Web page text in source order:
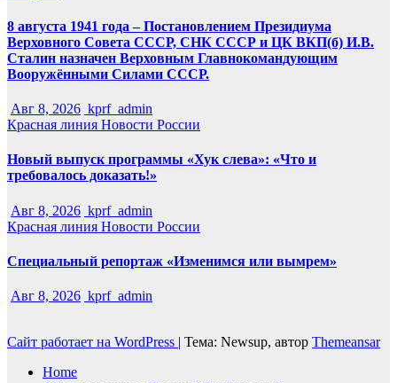
8 августа 1941 года – Постановлением Президиума
Верховного Совета СССР, СНК СССР и ЦК ВКП(б) И.В.
Сталин назначен Верховным Главнокомандующим
Вооружёнными Силами СССР.
Авг 8, 2026 kprf_admin
Красная линия Новости России
Новый выпуск программы «Хук слева»: «Что и
требовалось доказать!»
Авг 8, 2026 kprf_admin
Красная линия Новости России
Специальный репортаж «Изменимся или вымрем»
Авг 8, 2026 kprf_admin
Сайт работает на WordPress | Тема: Newsup, автор Themeansar
Home